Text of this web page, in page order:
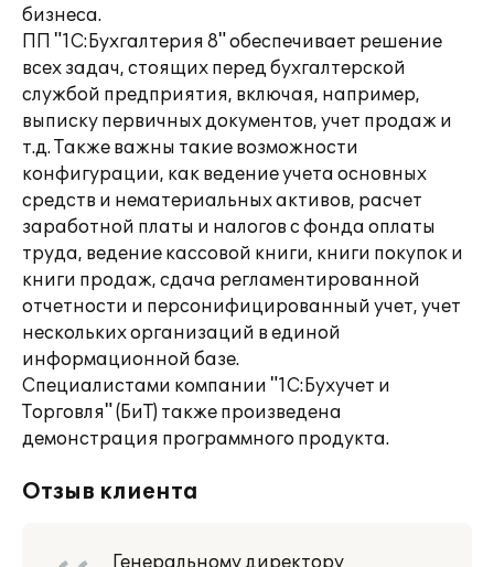
бизнеса.
ПП "1С:Бухгалтерия 8" обеспечивает решение
всех задач, стоящих перед бухгалтерской
службой предприятия, включая, например,
выписку первичных документов, учет продаж и
т.д. Также важны такие возможности
конфигурации, как ведение учета основных
средств и нематериальных активов, расчет
заработной платы и налогов с фонда оплаты
труда, ведение кассовой книги, книги покупок и
книги продаж, сдача регламентированной
отчетности и персонифицированный учет, учет
нескольких организаций в единой
информационной базе.
Специалистами компании "1С:Бухучет и
Торговля" (БиТ) также произведена
демонстрация программного продукта.
Отзыв клиента
Генеральному директору